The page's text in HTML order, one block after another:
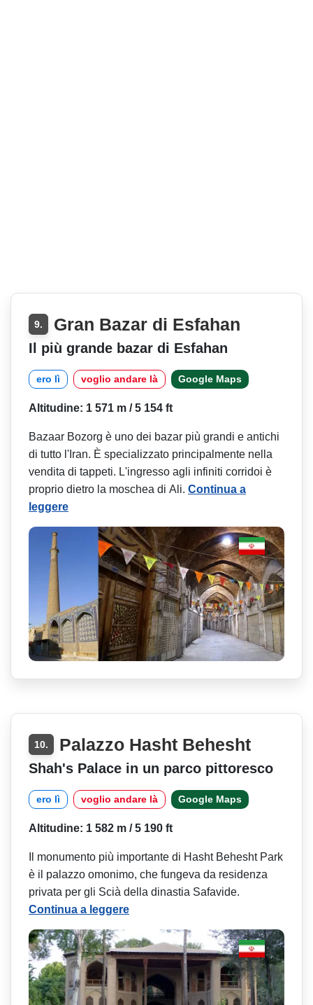
9. Gran Bazar di Esfahan
Il più grande bazar di Esfahan
ero lì voglio andare là Google Maps
Altitudine: 1 571 m / 5 154 ft
Bazaar Bozorg è uno dei bazar più grandi e antichi
di tutto l'Iran. È specializzato principalmente nella
vendita di tappeti. L'ingresso agli infiniti corridoi è
proprio dietro la moschea di Ali. Continua a
leggere
10. Palazzo Hasht Behesht
Shah's Palace in un parco pittoresco
ero lì voglio andare là Google Maps
Altitudine: 1 582 m / 5 190 ft
Il monumento più importante di Hasht Behesht Park
è il palazzo omonimo, che fungeva da residenza
privata per gli Scià della dinastia Safavide.
Continua a leggere